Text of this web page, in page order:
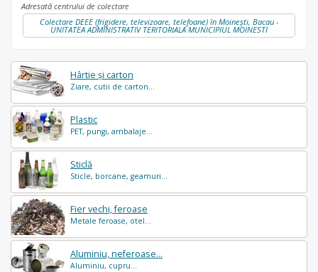
Hârtie și carton
Ziare, cutii de carton...
Plastic
PET, pungi, ambalaje...
Sticlă
Sticle, borcane, geamuri...
Fier vechi, feroase
Metale feroase, otel...
Aluminiu, neferoase...
Aluminiu, cupru...
Adresată centrului de colectare
Colectare DEEE (frigidere, televizoare, telefoane) în Moinești, Bacau -
UNITATEA ADMINISTRATIV TERITORIALA MUNICIPIUL MOINESTI